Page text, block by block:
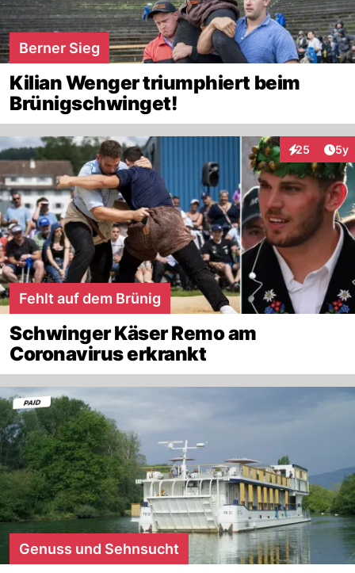
Berner Sieg
Kilian Wenger triumphiert beim
Brünigschwinget!
25
Interaktionen
5y
Fehlt auf dem Brünig
Schwinger Käser Remo am
Coronavirus erkrankt
Genuss und Sehnsucht